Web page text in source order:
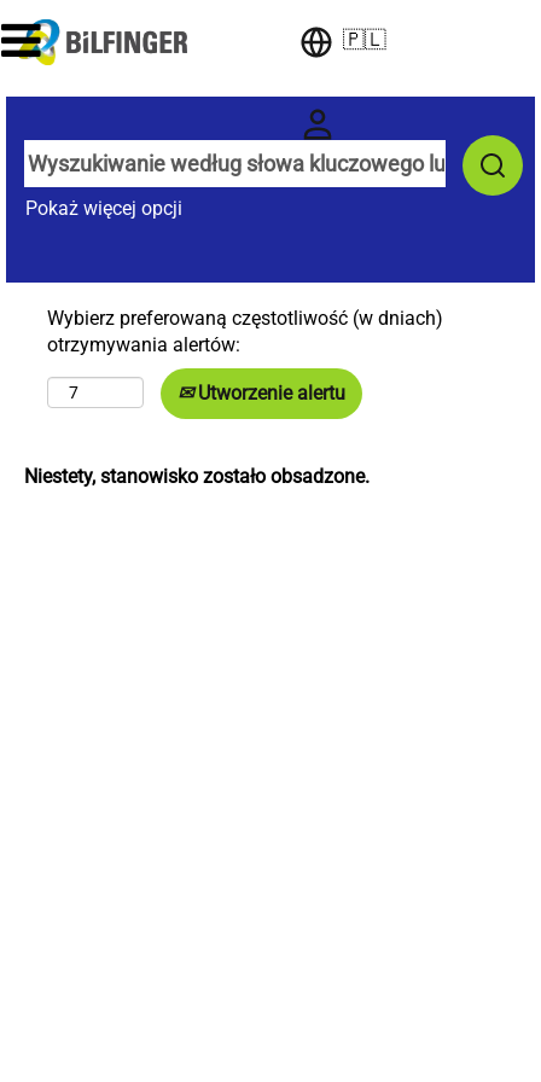
🇵🇱
Pokaż więcej opcji
Wybierz preferowaną częstotliwość (w dniach)
otrzymywania alertów:
Utworzenie alertu
Niestety, stanowisko zostało obsadzone.